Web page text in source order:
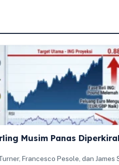
Musim Panas
Francesco Pesole, dan